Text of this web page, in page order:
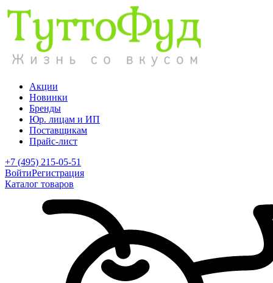
Акции
Новинки
Бренды
Юр. лицам и ИП
Поставщикам
Прайс-лист
+7 (495) 215-05-51
ВойтиРегистрация
Каталог товаров